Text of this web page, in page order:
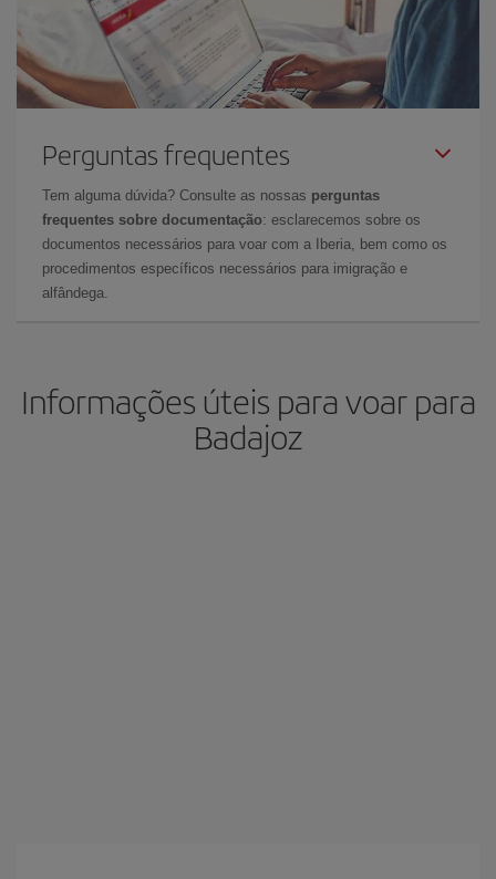
Perguntas frequentes
Tem alguma dúvida? Consulte as nossas perguntas
frequentes sobre documentação: esclarecemos sobre os
documentos necessários para voar com a Iberia, bem como os
procedimentos específicos necessários para imigração e
alfândega.
Informações úteis para voar para
Badajoz